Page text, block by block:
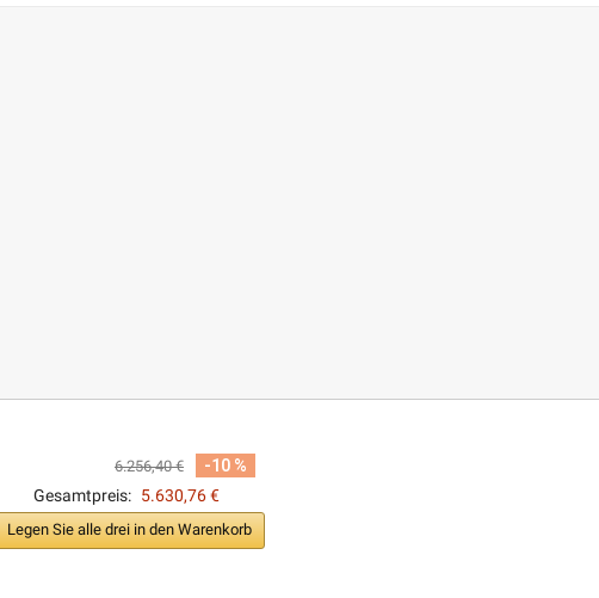
6.256,40 €
-10 %
Gesamtpreis: 5.630,76 €
Legen Sie alle drei in den Warenkorb